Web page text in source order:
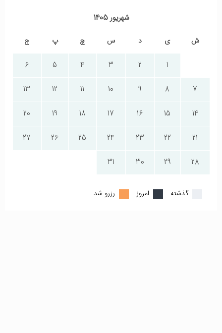
شهریور 1405
ش ی د س چ پ ج
1
2
3
4
5
6
7
8
9
10
11
12
13
14
15
16
17
18
19
20
21
22
23
24
25
26
27
28
29
30
31
گذشته امروز رزرو شد